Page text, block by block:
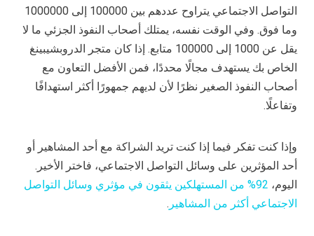
التواصل الاجتماعي يتراوح عددهم بين 100000 إلى 1000000
وما فوق. وفي الوقت نفسه، يمتلك أصحاب النفوذ الجزئي ما لا
يقل عن 1000 إلى 100000 متابع. إذا كان متجر الدروبشيبينغ
الخاص بك يستهدف مجالًا محددًا، فمن الأفضل التعاون مع
أصحاب النفوذ الصغير نظرًا لأن لديهم جمهورًا أكثر استهدافًا
وتفاعلًا.
وإذا كنت تفكر فيما إذا كنت تريد الشراكة مع أحد المشاهير أو
أحد المؤثرين على وسائل التواصل الاجتماعي، فاختر الأخير.
اليوم،
92% من المستهلكين يثقون في مؤثري وسائل التواصل
الاجتماعي أكثر من المشاهير .